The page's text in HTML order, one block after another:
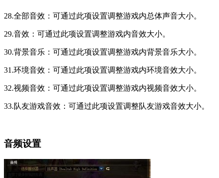
28.全部音效：可通过此项设置调整游戏内总体声音大小。
29.音效：可通过此项设置调整游戏内音效大小。
30.背景音乐：可通过此项设置调整游戏内背景音乐大小。
31.环境音效：可通过此项设置调整游戏内环境音效大小。
32.视频音效：可通过此项设置调整游戏内视频音效大小。
33.队友游戏音效：可通过此项设置调整队友游戏音效大小。
音频设置